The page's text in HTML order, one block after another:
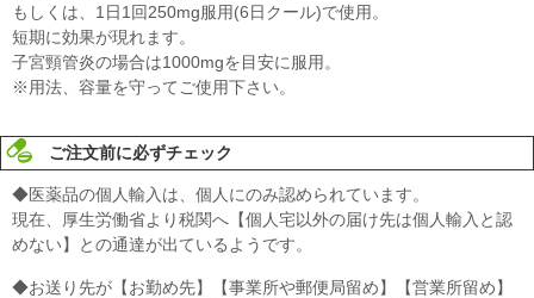
もしくは、1日1回250mg服用(6日クール)で使用。
短期に効果が現れます。
子宮頸管炎の場合は1000mgを目安に服用。
※用法、容量を守ってご使用下さい。
ご注文前に必ずチェック
◆医薬品の個人輸入は、個人にのみ認められています。
現在、厚生労働省より税関へ【個人宅以外の届け先は個人輸入と認
めない】との通達が出ているようです。
◆お送り先が【お勤め先】【事業所や郵便局留め】【営業所留め】